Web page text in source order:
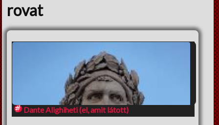
Nem tabu
Korlátolt felelősséggel
Film-Színház-Muzsika
Beszéljünk másról
rovat
Dante Alighiheti (el, amit látott)